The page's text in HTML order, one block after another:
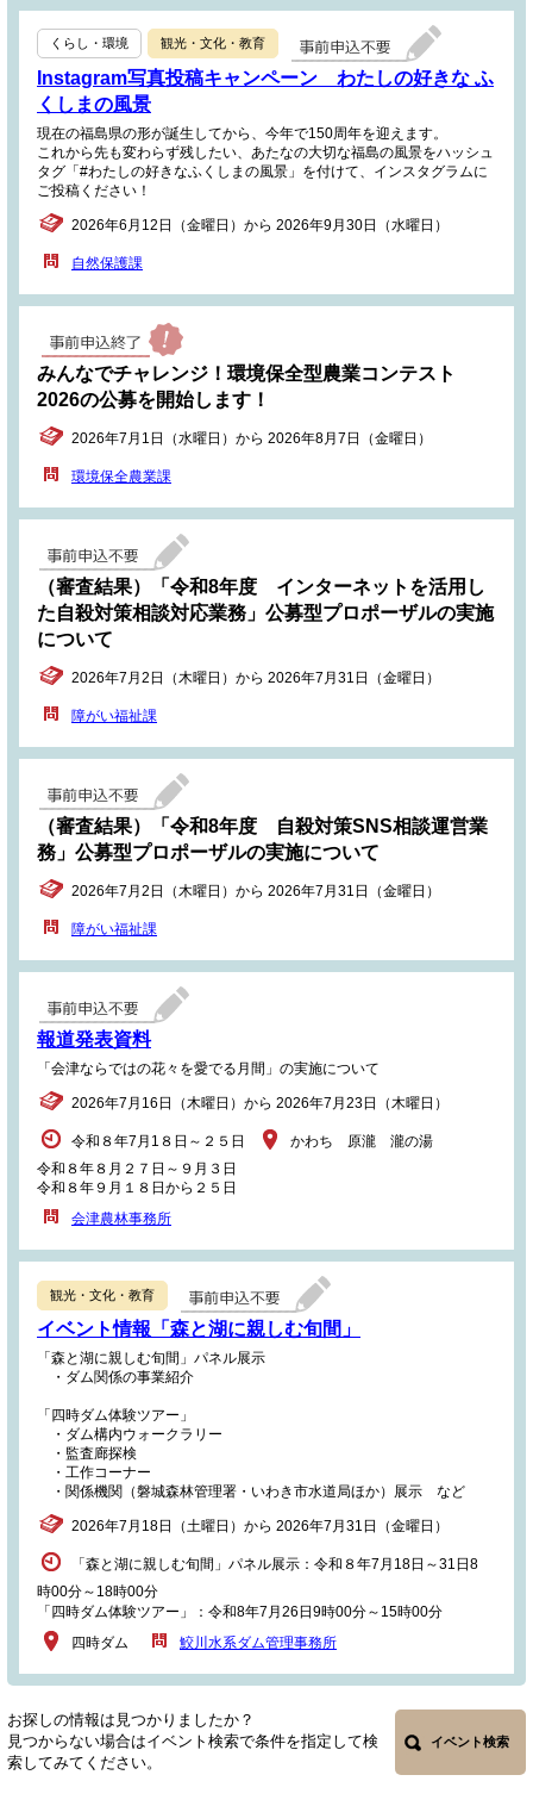
くらし・環境 観光・文化・教育
Instagram写真投稿キャンペーン わたしの好きな ふ
くしまの風景
現在の福島県の形が誕生してから、今年で150周年を迎えます。
これから先も変わらず残したい、あたなの大切な福島の風景をハッシュ
タグ「#わたしの好きなふくしまの風景」を付けて、インスタグラムに
ご投稿ください！
2026年6月12日（金曜日）から 2026年9月30日（水曜日）
自然保護課
みんなでチャレンジ！環境保全型農業コンテスト
2026の公募を開始します！
2026年7月1日（水曜日）から 2026年8月7日（金曜日）
環境保全農業課
（審査結果）「令和8年度 インターネットを活用し
た自殺対策相談対応業務」公募型プロポーザルの実施
について
2026年7月2日（木曜日）から 2026年7月31日（金曜日）
障がい福祉課
（審査結果）「令和8年度 自殺対策SNS相談運営業
務」公募型プロポーザルの実施について
2026年7月2日（木曜日）から 2026年7月31日（金曜日）
障がい福祉課
報道発表資料
「会津ならではの花々を愛でる月間」の実施について
2026年7月16日（木曜日）から 2026年7月23日（木曜日）
令和８年7月1８日～２５日
令和８年８月２７日～９月３日
令和８年９月１８日から２５日
かわち 原瀧 瀧の湯
会津農林事務所
観光・文化・教育
イベント情報「森と湖に親しむ旬間」
「森と湖に親しむ旬間」パネル展示
・ダム関係の事業紹介
「四時ダム体験ツアー」
・ダム構内ウォークラリー
・監査廊探検
・工作コーナー
・関係機関（磐城森林管理署・いわき市水道局ほか）展示 など
2026年7月18日（土曜日）から 2026年7月31日（金曜日）
「森と湖に親しむ旬間」パネル展示：令和８年7月18日～31日8
時00分～18時00分
「四時ダム体験ツアー」：令和8年7月26日9時00分～15時00分
四時ダム
鮫川水系ダム管理事務所
お探しの情報は見つかりましたか？
見つからない場合はイベント検索で条件を指定して検
索してみてください。
イベント検索